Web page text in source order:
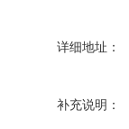
详细地址：
补充说明：